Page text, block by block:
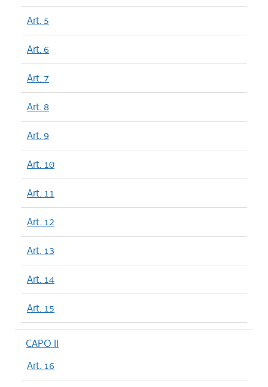
Art. 5
Art. 6
Art. 7
Art. 8
Art. 9
Art. 10
Art. 11
Art. 12
Art. 13
Art. 14
Art. 15
CAPO II
Art. 16